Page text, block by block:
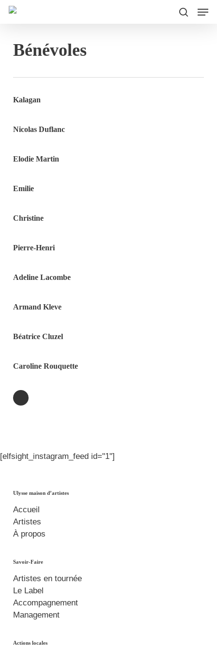
Skip
contentBénévoles
Kalagan
Nicolas Duflanc
Elodie Martin
Emilie
Christine
Pierre-Henri
Adeline Lacombe
Armand Kleve
Béatrice Cluzel
Caroline Rouquette
[elfsight_instagram_feed id="1"]
Ulysse maison d’artistes
Accueil
Artistes
À propos
Savoir-Faire
Artistes en tournée
Le Label
Accompagnement
Management
Actions locales